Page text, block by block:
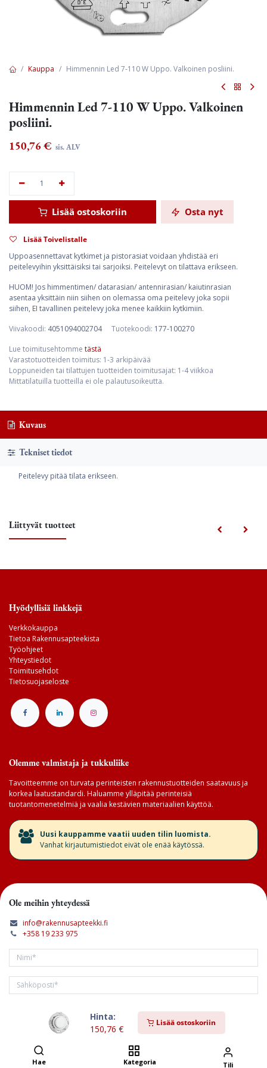
Hinta:
150,76 €
Lisää ostoskoriin
Hae Kategoria Tili
Kauppa Himmennin Led 7-110 W Uppo. Valkoinen posliini.
Himmennin Led 7-110 W Uppo. Valkoinen
posliini.
150,76€ sis. ALV
Lisää ostoskoriin Osta nyt
Lisää Toivelistalle
Uppoasennettavat kytkimet ja pistorasiat voidaan yhdistää eri
peitelevyihin yksittäisiksi tai sarjoiksi. Peitelevyt on tilattava erikseen.
HUOM! Jos himmentimen/ datarasian/ antennirasian/ kaiutinrasian
asentaa yksittäin niin siihen on olemassa oma peitelevy joka sopii
siihen, EI tavallinen peitelevy joka menee kaikkiin kytkimiin.
Viivakoodi: 4051094002704 Tuotekoodi: 177-100270
Lue toimitusehtomme tästä
Varastotuotteiden toimitus: 1-3 arkipäivää
Loppuneiden tai tilattujen tuotteiden toimitusajat: 1-4 viikkoa
Mittatilatuilla tuotteilla ei ole palautusoikeutta.
Kuvaus
Tekniset tiedot
Peitelevy pitää tilata erikseen.
Liittyvät tuotteet
Hyödyllisiä linkkejä
Verkkokauppa
Tietoa Rakennusapteekista
Työohjeet
Yhteystiedot
Toimitusehdot
Tietosuojaseloste
Olemme valmistaja ja tukkuliike
Tavoitteemme on turvata perinteisten rakennustuotteiden saatavuus ja
korkea laatustandardi. Haluamme ylläpitää perinteisiä
tuotantomenetelmiä ja vaalia kestävien materiaalien käyttöä.
​Uusi kauppamme vaatii uuden tilin luomista.
Vanhat kirjautumistiedot eivät ole enää käytössä.
Ole meihin yhteydessä
info@rakennusapteekki.fi
+358 19 233 975
Tilaa kirjeemme